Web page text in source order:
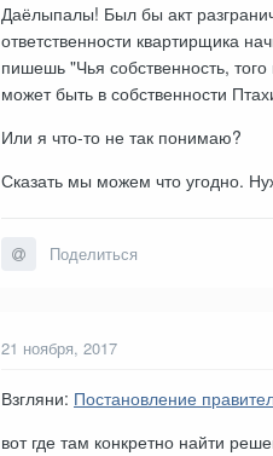
Даёлыпалы! Был бы акт
ответственности квартирщика
пишешь "Чья собственность,
может быть в собственности
Или я что-то не так понимаю?
Сказать мы можем что угодно.
Поделиться
21 ноября, 2017
Взгляни: Постановление
вот где там конкретно найти